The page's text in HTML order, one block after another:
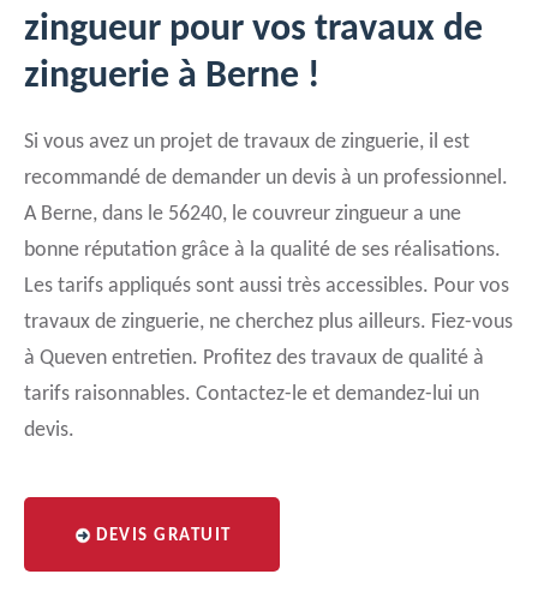
zingueur pour vos travaux de
zinguerie à Berne !
Si vous avez un projet de travaux de zinguerie, il est
recommandé de demander un devis à un professionnel.
A Berne, dans le 56240, le couvreur zingueur a une
bonne réputation grâce à la qualité de ses réalisations.
Les tarifs appliqués sont aussi très accessibles. Pour vos
travaux de zinguerie, ne cherchez plus ailleurs. Fiez-vous
à Queven entretien. Profitez des travaux de qualité à
tarifs raisonnables. Contactez-le et demandez-lui un
devis.
DEVIS GRATUIT